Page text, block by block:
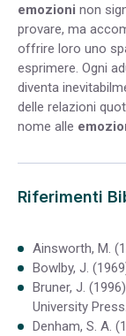
emozioni non
provare, ma
offrire loro uno
esprimere. Ogni
diventa
delle relazioni
nome alle
Riferimenti
Ainsworth, M.
Bowlby, J.
Bruner, J.
University Press.
Denham, S. A.